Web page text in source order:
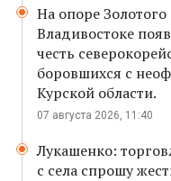
На опоре Золотого
Владивостоке
честь
боровшихся с
Курской области.
07 августа 2026, 11:40
Лукашенко:
с села спрошу